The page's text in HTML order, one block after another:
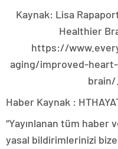
Kaynak: Lisa
Healthier
https://
aging/improved-
brain/.
Haber Kaynak :
“Yayınlanan tüm haber
yasal bildirimlerinizi